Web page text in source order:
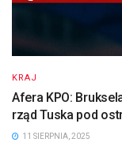
KRAJ
Afera KPO:
rząd Tuska pod
11 SIERPNIA, 2025